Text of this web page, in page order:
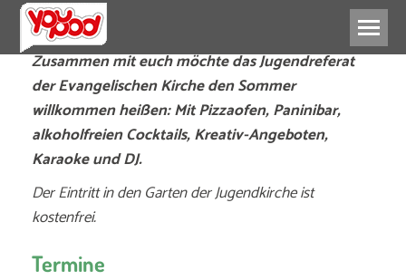
Zusammen mit euch möchte das Jugendreferat
der Evangelischen Kirche den Sommer
willkommen heißen: Mit Pizzaofen, Paninibar,
alkoholfreien Cocktails, Kreativ-Angeboten,
Karaoke und DJ.
Der Eintritt in den Garten der Jugendkirche ist
kostenfrei.
Termine